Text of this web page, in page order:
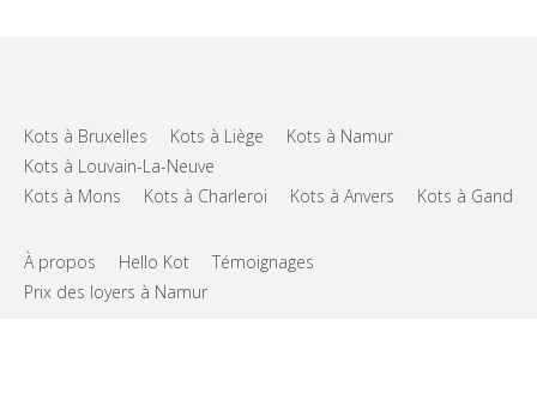
Kots à Bruxelles Kots à Liège
Kots à Namur
Kots à Louvain-La-Neuve
Kots à Mons
Kots à Charleroi Kots à Anvers Kots à Gand
À propos Hello Kot
Témoignages
Prix des loyers à Namur